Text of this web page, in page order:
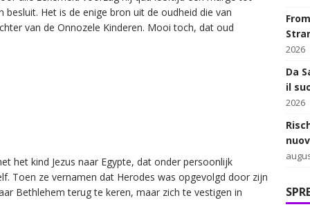
Het is de enige bron uit de oudheid die van
van de Onnozele Kinderen. Mooi toch, dat oud
het kind Jezus naar Egypte, dat onder persoonlijk
Toen ze vernamen dat Herodes was opgevolgd door zijn
Bethlehem terug te keren, maar zich te vestigen in
2026
Da
il
2026